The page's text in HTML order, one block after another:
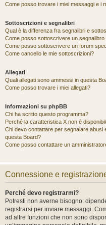
Come posso trovare i miei messaggi e i
Sottoscrizioni e segnalibri
Qual è la differenza fra segnalibri e
Come posso sottoscrivere un
Come posso sottoscrivere un forum
Come cancello le mie sottoscrizioni?
Allegati
Quali allegati sono ammessi in questa
Come posso trovare i miei allegati?
Informazioni su phpBB
Chi ha scritto questo programma?
Perché la caratteristica X non è
Chi devo contattare per segnalare abusi
questa Board?
Come posso contattare un
Connessione e
Perché devo registrarmi?
Potresti non averne bisogno:
registrarsi per inviare messaggi.
ad altre funzioni che non sono